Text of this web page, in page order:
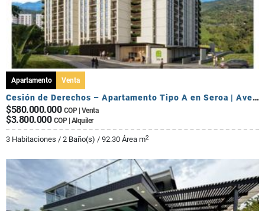
Apartamento Venta
Cesión de Derechos – Apartamento Tipo A en Seroa | Avenida Centenario
$580.000.000 COP | Venta
$3.800.000 COP | Alquiler
3 Habitaciones / 2 Baño(s) / 92.30 Área m2